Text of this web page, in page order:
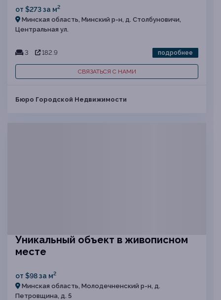
от $273 за м2
Минская область, Минский р-н, д. Столбуновичи,
Центральная ул.
3 182.9 подробнее
СВЯЗАТЬСЯ С НАМИ
Бюро Городской Недвижимости
Уникальный объект в живописном
месте
от $98 за м2
Минская область, Молодечненский р-н, д.
Петровщина, д. 5